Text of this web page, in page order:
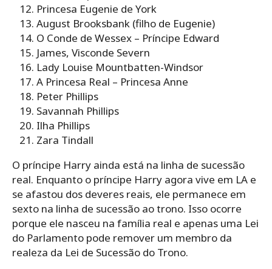
Princesa Eugenie de York
August Brooksbank (filho de Eugenie)
O Conde de Wessex – Príncipe Edward
James, Visconde Severn
Lady Louise Mountbatten-Windsor
A Princesa Real – Princesa Anne
Peter Phillips
Savannah Phillips
Ilha Phillips
Zara Tindall
O príncipe Harry ainda está na linha de sucessão
real. Enquanto o príncipe Harry agora vive em LA e
se afastou dos deveres reais, ele permanece em
sexto na linha de sucessão ao trono. Isso ocorre
porque ele nasceu na família real e apenas uma Lei
do Parlamento pode remover um membro da
realeza da Lei de Sucessão do Trono.